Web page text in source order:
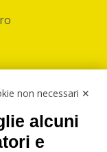
non necessari ✕
alcuni
e